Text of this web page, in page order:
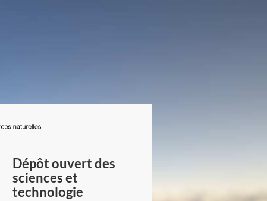
du
Canada
Dépôt ouvert des
sciences et
technologie